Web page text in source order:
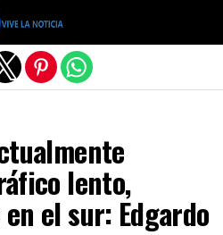
lento,
el sur: Edgardo
versión móvil